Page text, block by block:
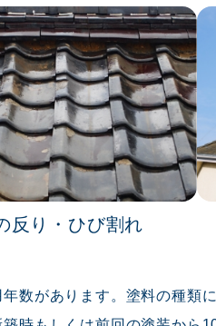
反り・ひび割れ
数があります。塗料の種類